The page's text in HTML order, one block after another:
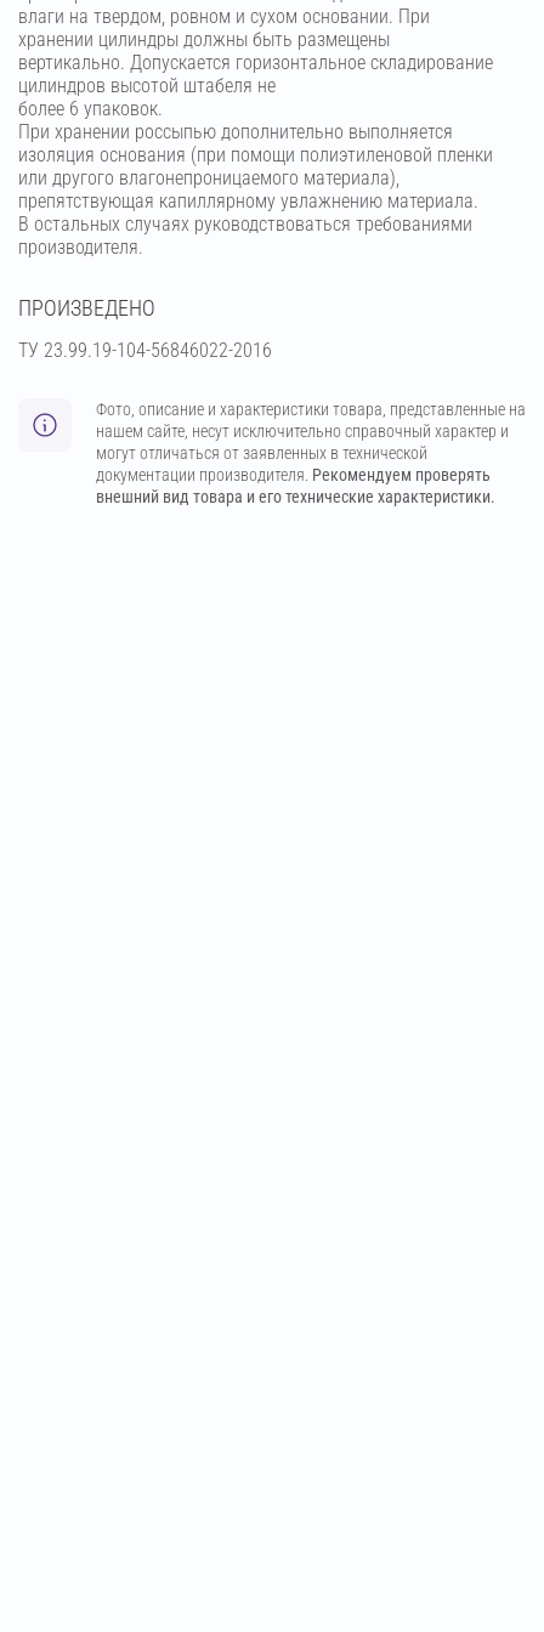
влаги на твердом, ровном и сухом основании. При
хранении цилиндры должны быть размещены
вертикально. Допускается горизонтальное складирование
цилиндров высотой штабеля не
более 6 упаковок.
При хранении россыпью дополнительно выполняется
изоляция основания (при помощи полиэтиленовой пленки
или другого влагонепроницаемого материала),
препятствующая капиллярному увлажнению материала.
В остальных случаях руководствоваться требованиями
производителя.
ПРОИЗВЕДЕНО
ТУ 23.99.19-104-56846022-2016
Фото, описание и характеристики товара, представленные на
нашем сайте, несут исключительно справочный характер и
могут отличаться от заявленных в технической
документации производителя. Рекомендуем проверять
внешний вид товара и его технические характеристики.